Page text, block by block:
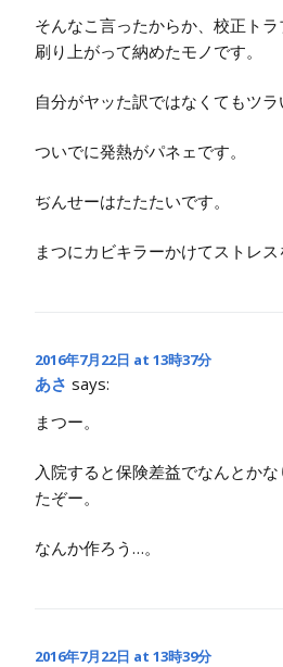
そんなこ言ったからか、校正トラ
刷り上がって納めたモノです。
自分がヤッた訳ではなくてもツラ
ついでに発熱がパネェです。
ぢんせーはたたたいです。
まつにカビキラーかけてストレス
2016年7月22日 at 13時37分
あさ says:
まつー。
入院すると保険差益でなんとか
たぞー。
なんか作ろう…。
2016年7月22日 at 13時39分